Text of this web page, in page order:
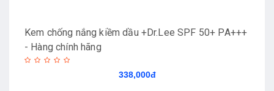
Kem chống nắng kiềm dầu +Dr.Lee SPF 50+ PA+++
- Hàng chính hãng
338,000đ